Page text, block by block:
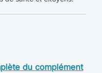
du complément